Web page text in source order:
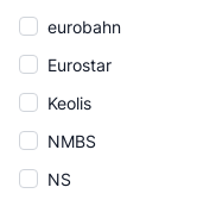
eurobahn
Eurostar
Keolis
NMBS
NS